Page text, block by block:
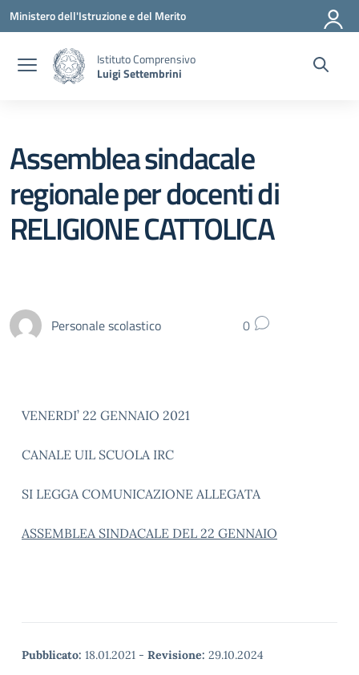
Vai ai contenuti
Vai al menu di navigazione
Vai al footer
Ministero dell'Istruzione e del Merito
Istituto Comprensivo
Luigi Settembrini
Assemblea sindacale
regionale per docenti di
RELIGIONE CATTOLICA
Personale scolastico 0
VENERDI’ 22 GENNAIO 2021
CANALE UIL SCUOLA IRC
SI LEGGA COMUNICAZIONE ALLEGATA
ASSEMBLEA SINDACALE DEL 22 GENNAIO
Pubblicato: 18.01.2021 - Revisione: 29.10.2024